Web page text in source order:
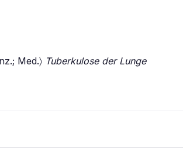
Med.〉 Tuberkulose der Lunge